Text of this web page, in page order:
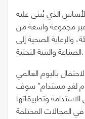
الذي يُبنى عليه
مجموعة واسعة من
والرعاية الصحية إلى
الصناعة والبنية التحتية.
باليوم العالمي
اليوم لغدٍ مستدام” سوف
وتطبيقاتها